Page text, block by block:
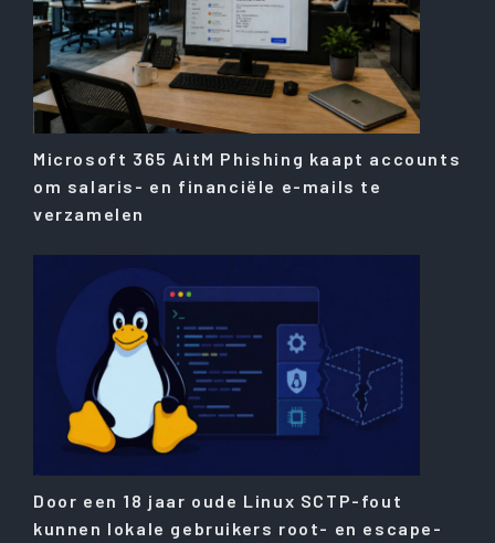
Microsoft 365 AitM Phishing kaapt accounts
om salaris- en financiële e-mails te
verzamelen
Door een 18 jaar oude Linux SCTP-fout
kunnen lokale gebruikers root- en escape-